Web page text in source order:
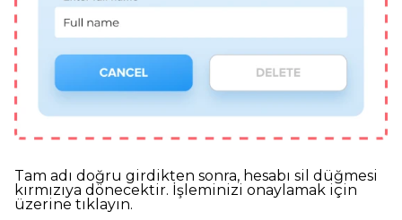
Tam adı doğru girdikten sonra, hesabı sil düğmesi
kırmızıya dönecektir. İşleminizi onaylamak için
üzerine tıklayın.